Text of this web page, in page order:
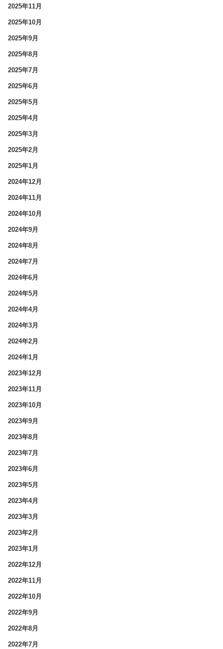
2025年11月
2025年10月
2025年9月
2025年8月
2025年7月
2025年6月
2025年5月
2025年4月
2025年3月
2025年2月
2025年1月
2024年12月
2024年11月
2024年10月
2024年9月
2024年8月
2024年7月
2024年6月
2024年5月
2024年4月
2024年3月
2024年2月
2024年1月
2023年12月
2023年11月
2023年10月
2023年9月
2023年8月
2023年7月
2023年6月
2023年5月
2023年4月
2023年3月
2023年2月
2023年1月
2022年12月
2022年11月
2022年10月
2022年9月
2022年8月
2022年7月